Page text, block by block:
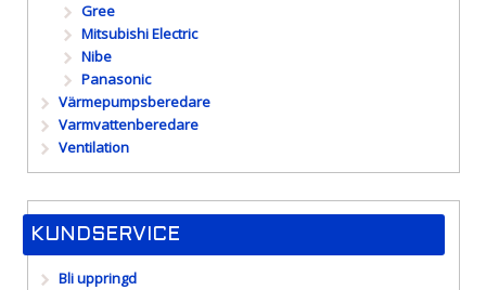
Gree
Mitsubishi Electric
Nibe
Panasonic
Värmepumpsberedare
Varmvattenberedare
Ventilation
KUNDSERVICE
Bli uppringd